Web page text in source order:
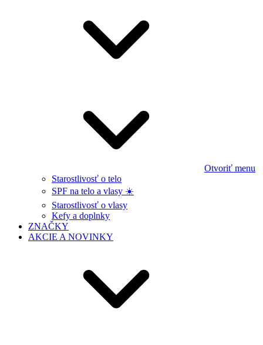
Otvoriť menu
Starostlivosť o telo
SPF na telo a vlasy ☀️
Starostlivosť o vlasy
Kefy a doplnky
ZNAČKY
AKCIE A NOVINKY